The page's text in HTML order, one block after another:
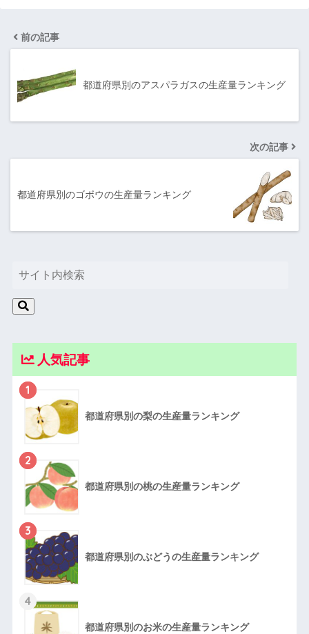
前の記事
都道府県別のアスパラガスの生産量ランキング
次の記事
都道府県別のゴボウの生産量ランキング
人気記事
1
都道府県別の梨の生産量ランキング
2
都道府県別の桃の生産量ランキング
3
都道府県別のぶどうの生産量ランキング
4
都道府県別のお米の生産量ランキング